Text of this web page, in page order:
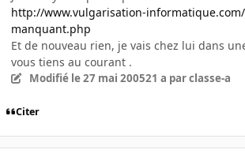
http://www.vulgarisation-
manquant.php
Et de nouveau rien, je vais chez lui dans
vous tiens au courant .
Modifié le 27 mai 200521 a par classe-a
Citer